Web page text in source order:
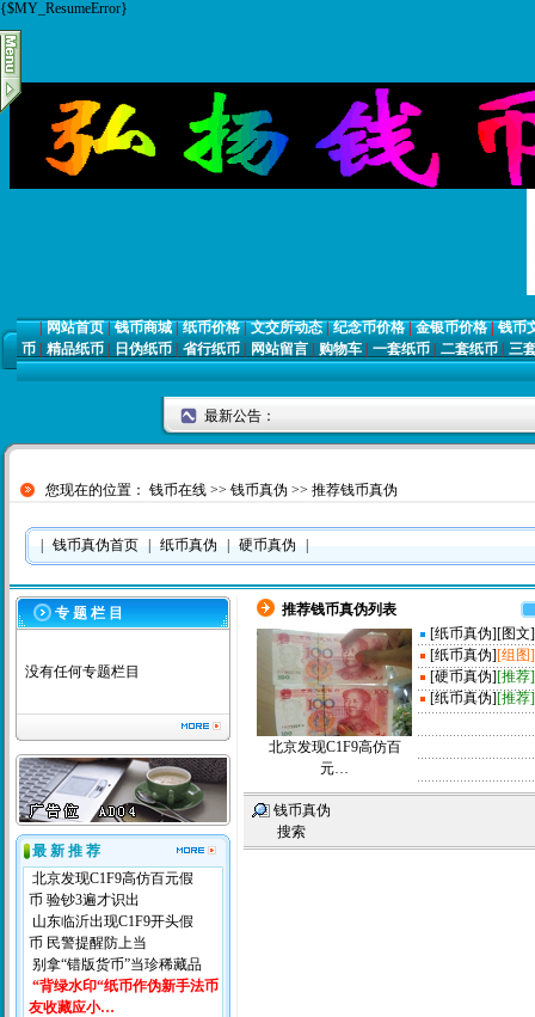
{$MY_ResumeError}
|网站首页|钱币商城|纸币价格|文交所动态|纪念币价格|金银币价格|钱币
币 | 精品纸币 | 日伪纸币 | 省行纸币 | 网站留言 | 购物车 | 一套纸币 | 二套纸币 | 三
最新公告：
您现在的位置： 钱币在线 >> 钱币真伪 >> 推荐钱币真伪
| 钱币真伪首页 | 纸币真伪 | 硬币真伪 |
专 题 栏 目
没有任何专题栏目
最 新 推 荐
北京发现C1F9高仿百元假
币 验钞3遍才识出
山东临沂出现C1F9开头假
币 民警提醒防上当
别拿“错版货币”当珍稀藏品
“背绿水印“纸币作伪新手法币
友收藏应小…
推荐钱币真伪列表
北京发现C1F9高仿百
元…
[纸币真伪][图文]
[纸币真伪][组图]
[硬币真伪][推荐]
[纸币真伪][推荐]
钱币真伪
搜索